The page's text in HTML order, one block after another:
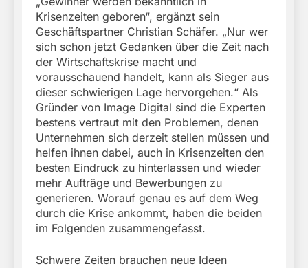
Krisenzeiten geboren“, ergänzt sein
Geschäftspartner Christian Schäfer. „Nur wer
sich schon jetzt Gedanken über die Zeit nach
der Wirtschaftskrise macht und
vorausschauend handelt, kann als Sieger aus
dieser schwierigen Lage hervorgehen.“ Als
Gründer von Image Digital sind die Experten
bestens vertraut mit den Problemen, denen
Unternehmen sich derzeit stellen müssen und
helfen ihnen dabei, auch in Krisenzeiten den
besten Eindruck zu hinterlassen und wieder
mehr Aufträge und Bewerbungen zu
generieren. Worauf genau es auf dem Weg
durch die Krise ankommt, haben die beiden
im Folgenden zusammengefasst.
Schwere Zeiten brauchen neue Ideen